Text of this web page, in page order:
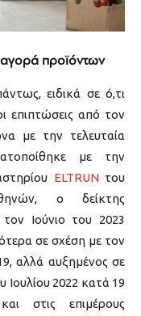
προϊόντων
ειδικά σε ό,τι
επιπτώσεις από τον
με την τελευταία
με την
ELTRUNτου
ο δείκτης
Ιούνιο του 2023
σε σχέση με τον
αλλά αυξημένος σε
Ιουλίου 2022 κατά 19
στις επιμέρους